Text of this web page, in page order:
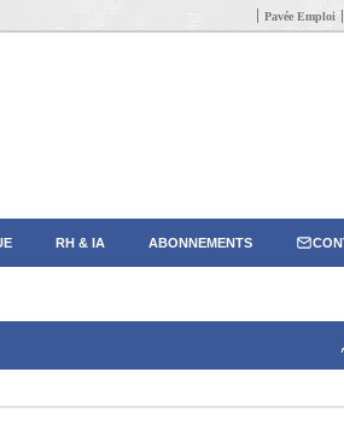
Pavée Emploi
RH & IA ABONNEMENTS